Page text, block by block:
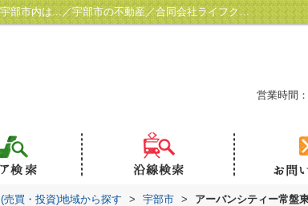
アーバンシティー常盤東 山口宇部道路へ直結 宇部市内は...／宇部市の不動産／合同会社ライフクエスト
営業時間
(売買・投資)地域から探す > 宇部市 > アーバンシティー常盤